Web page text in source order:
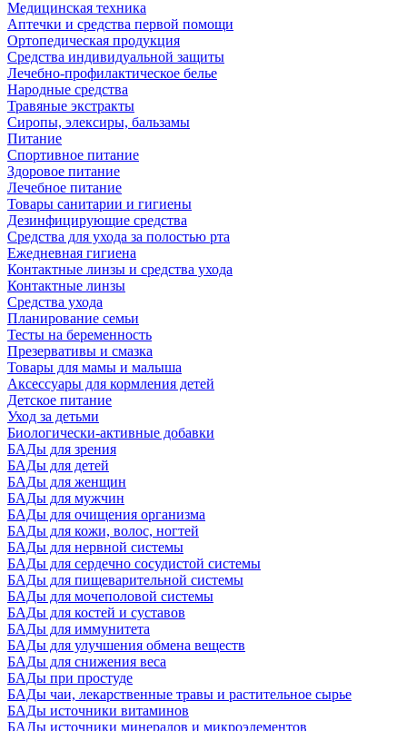
Медицинская техника
Аптечки и средства первой помощи
Ортопедическая продукция
Средства индивидуальной защиты
Лечебно-профилактическое белье
Народные средства
Травяные экстракты
Сиропы, элексиры, бальзамы
Питание
Спортивное питание
Здоровое питание
Лечебное питание
Товары санитарии и гигиены
Дезинфицирующие средства
Средства для ухода за полостью рта
Ежедневная гигиена
Контактные линзы и средства ухода
Контактные линзы
Средства ухода
Планирование семьи
Тесты на беременность
Презервативы и смазка
Товары для мамы и малыша
Аксессуары для кормления детей
Детское питание
Уход за детьми
Биологически-активные добавки
БАДы для зрения
БАДы для детей
БАДы для женщин
БАДы для мужчин
БАДы для очищения организма
БАДы для кожи, волос, ногтей
БАДы для нервной системы
БАДы для сердечно сосудистой системы
БАДы для пищеварительной системы
БАДы для мочеполовой системы
БАДы для костей и суставов
БАДы для иммунитета
БАДы для улучшения обмена веществ
БАДы для снижения веса
БАДы при простуде
БАДы чаи, лекарственные травы и растительное сырье
БАДы источники витаминов
БАДы источники минералов и микроэлементов